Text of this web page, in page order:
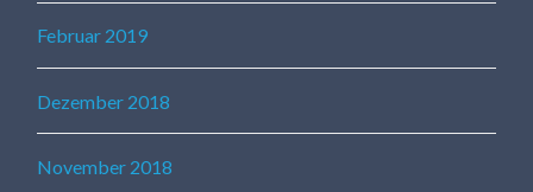
Februar 2019
Dezember 2018
November 2018